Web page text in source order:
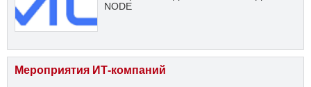
NODE
Мероприятия ИТ-компаний